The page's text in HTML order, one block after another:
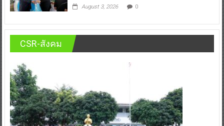
August 3, 2026 0
CSR-สังคม